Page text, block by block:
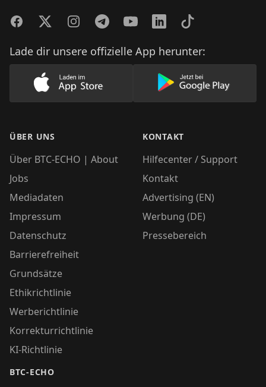
FacebookTwitterInstagramTelegramYouTubeLinkedInTikTok
Lade dir unsere offizielle App herunter:
Lade unsere App im AppStore herunter
Lade unsere
ÜBER UNS
Über BTC-ECHO | About
Jobs
Mediadaten
Impressum
Datenschutz
Barrierefreiheit
Grundsätze
Ethikrichtlinie
Werberichtlinie
Korrekturrichtlinie
KI-Richtlinie
BTC-ECHO
KONTAKT
Hilfecenter / Support
Kontakt
Advertising (EN)
Werbung (DE)
Pressebereich